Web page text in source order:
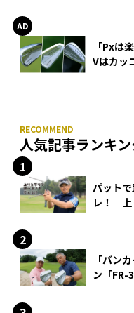
「Pxは
Vはカッ
人気記事ランキ
パット
レ！ 上
「バン
ン「FR-